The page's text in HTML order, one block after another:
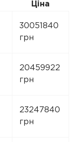
Ціна
30051840
грн
20459922
грн
23247840
грн